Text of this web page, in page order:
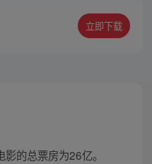
彻底颠覆，与冯宝宝一
立即下载
的总票房为26亿。